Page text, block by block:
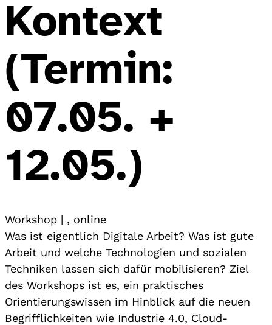
Kontext
(Termin:
07.05. +
12.05.)
Workshop | , online
Was ist eigentlich Digitale Arbeit? Was ist gute
Arbeit und welche Technologien und sozialen
Techniken lassen sich dafür mobilisieren? Ziel
des Workshops ist es, ein praktisches
Orientierungswissen im Hinblick auf die neuen
Begrifflichkeiten wie Industrie 4.0, Cloud-